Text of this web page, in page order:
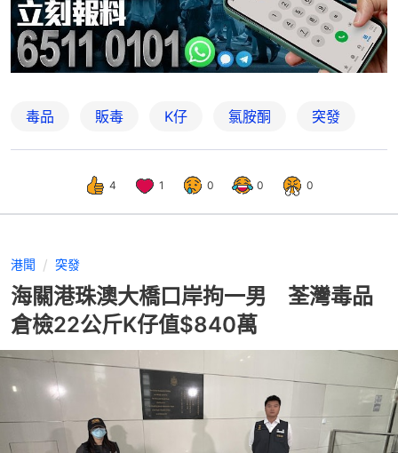
毒品 販毒 K仔 氯胺酮 突發
4 1 0 0 0
港聞 突發
海關港珠澳大橋口岸拘一男 荃灣毒品
倉檢22公斤K仔值$840萬